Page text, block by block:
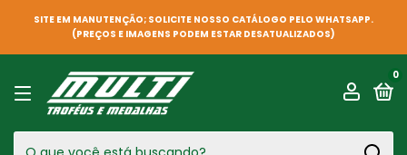
SITE EM MANUTENÇÃO; SOLICITE NOSSO CATÁLOGO PELO WHATSAPP.
(PREÇOS E IMAGENS PODEM ESTAR DESATUALIZADOS)
0